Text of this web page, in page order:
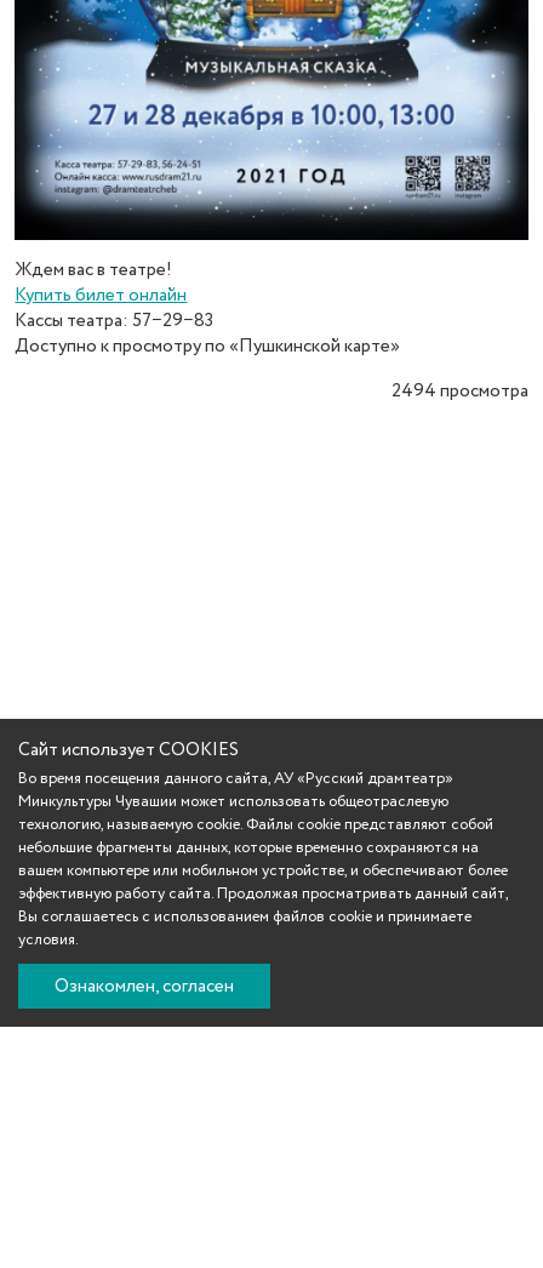
Ждем вас в театре!
Купить билет онлайн
Кассы театра: 57−29−83
Доступно к просмотру по «Пушкинской карте»
2494просмотра
Сайт использует COOKIES
Во время посещения данного сайта, АУ «Русский драмтеатр»
Минкультуры Чувашии может использовать общеотраслевую
технологию, называемую cookie. Файлы cookie представляют собой
небольшие фрагменты данных, которые временно сохраняются на
вашем компьютере или мобильном устройстве, и обеспечивают более
эффективную работу сайта. Продолжая просматривать данный сайт,
Вы соглашаетесь с использованием файлов cookie и принимаете
условия.
Ознакомлен, согласен